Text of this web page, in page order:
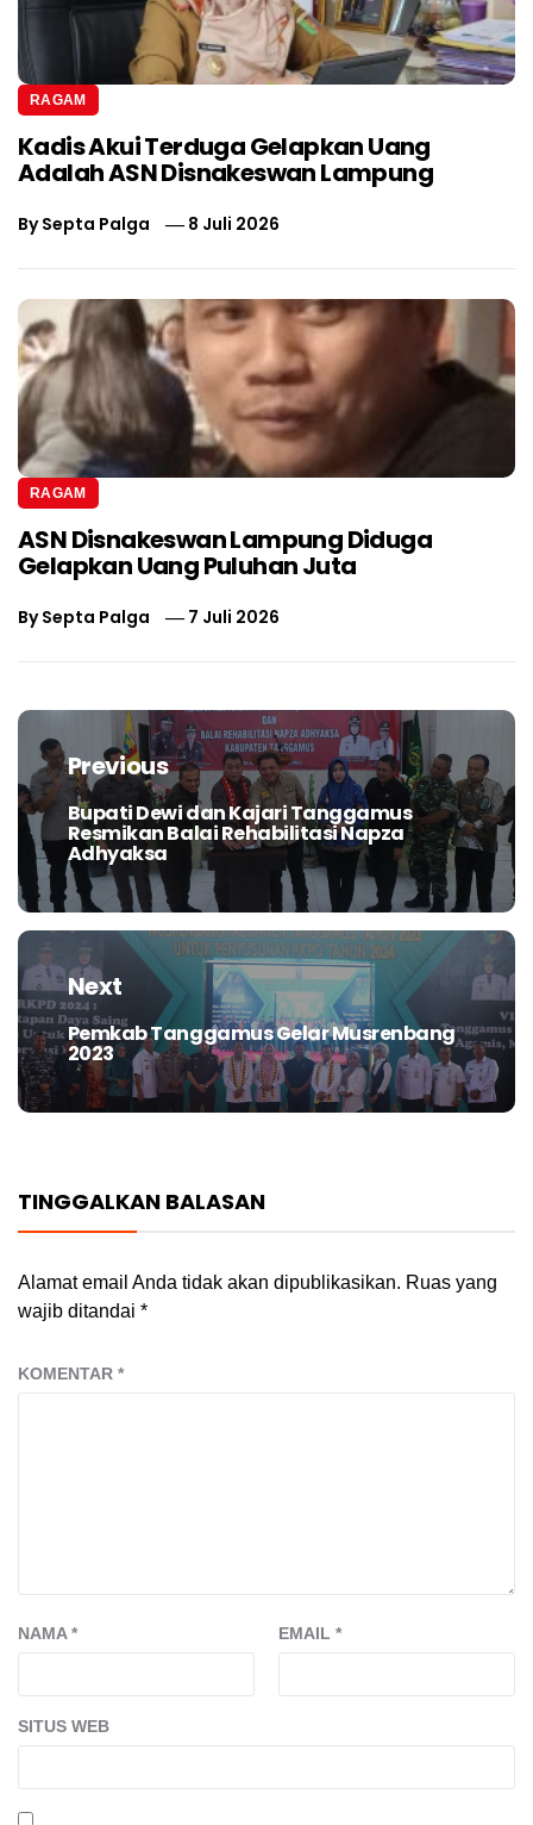
RAGAM
Kadis Akui Terduga Gelapkan Uang
Adalah ASN Disnakeswan Lampung
BySepta Palga 8 Juli 2026
RAGAM
ASN Disnakeswan Lampung Diduga
Gelapkan Uang Puluhan Juta
BySepta Palga 7 Juli 2026
Navigasi
posPrevious
Previous
post:
Bupati Dewi dan Kajari Tanggamus
Resmikan Balai Rehabilitasi Napza
Adhyaksa
Next
Next
post:
Pemkab Tanggamus Gelar Musrenbang
2023
TINGGALKAN BALASAN
Alamat email Anda tidak akan dipublikasikan. Ruas yang
wajib ditandai *
KOMENTAR *
NAMA* EMAIL *
SITUS WEB